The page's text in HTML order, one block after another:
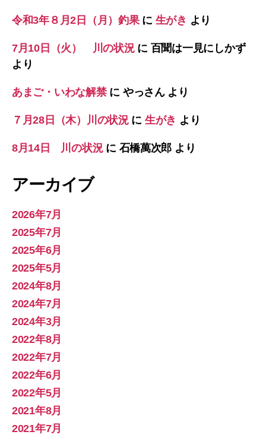
令和3年８月2日（月）釣果に 生がき より
7月10日（火） 川の状況に 百聞は一見にしかず
より
あまご・いわな解禁に やっさんより
７月28日（木）川の状況に 生がき より
8月14日 川の状況に 石橋萬次郎 より
アーカイブ
2026年7月
2025年7月
2025年6月
2025年5月
2024年8月
2024年7月
2024年3月
2022年8月
2022年7月
2022年6月
2022年5月
2021年8月
2021年7月